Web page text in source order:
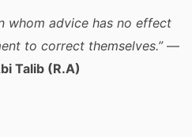
whom advice has no effect
to correct themselves.”—
Talib (R.A)